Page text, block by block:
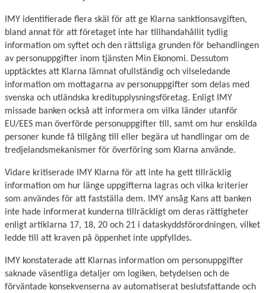
IMY identifierade flera skäl för att ge Klarna sanktionsavgiften,
bland annat för att företaget inte har tillhandahållit tydlig
information om syftet och den rättsliga grunden för behandlingen
av personuppgifter inom tjänsten Min Ekonomi. Dessutom
upptäcktes att Klarna lämnat ofullständig och vilseledande
information om mottagarna av personuppgifter som delas med
svenska och utländska kreditupplysningsföretag. Enligt IMY
missade banken också att informera om vilka länder utanför
EU/EES man överförde personuppgifter till, samt om hur enskilda
personer kunde få tillgång till eller begära ut handlingar om de
tredjelandsmekanismer för överföring som Klarna använde.
Vidare kritiserade IMY Klarna för att inte ha gett tillräcklig
information om hur länge uppgifterna lagras och vilka kriterier
som användes för att fastställa dem. IMY ansåg Kans att banken
inte hade informerat kunderna tillräckligt om deras rättigheter
enligt artiklarna 17, 18, 20 och 21 i dataskyddsförordningen, vilket
ledde till att kraven på öppenhet inte uppfylldes.
IMY konstaterade att Klarnas information om personuppgifter
saknade väsentliga detaljer om logiken, betydelsen och de
förväntade konsekvenserna av automatiserat beslutsfattande och